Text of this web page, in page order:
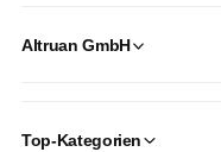
Altruan GmbH
Top-Kategorien